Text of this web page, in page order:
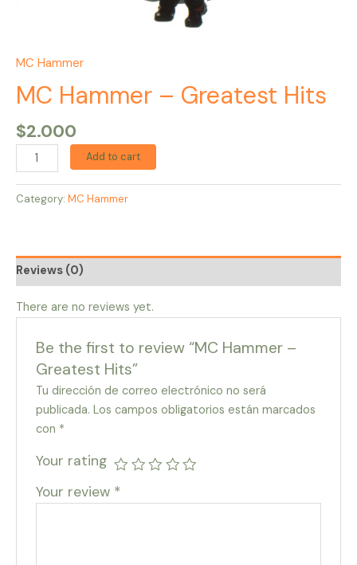
MC Hammer
MC Hammer – Greatest Hits
$2.000
Add to cart
Category: MC Hammer
Reviews (0)
There are no reviews yet.
Be the first to review “MC Hammer –
Greatest Hits”
Tu dirección de correo electrónico no será
publicada. Los campos obligatorios están marcados
con *
Your rating
Your review *